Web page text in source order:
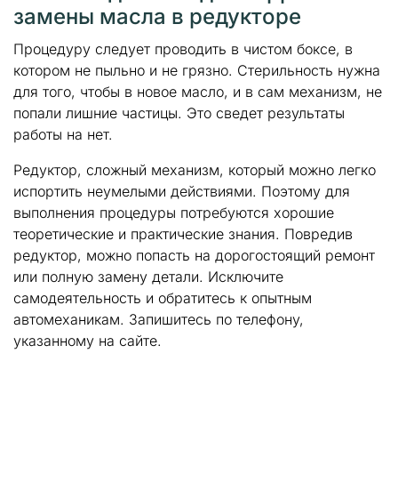
замены масла в редукторе
Процедуру следует проводить в чистом боксе, в
котором не пыльно и не грязно. Стерильность нужна
для того, чтобы в новое масло, и в сам механизм, не
попали лишние частицы. Это сведет результаты
работы на нет.
Редуктор, сложный механизм, который можно легко
испортить неумелыми действиями. Поэтому для
выполнения процедуры потребуются хорошие
теоретические и практические знания. Повредив
редуктор, можно попасть на дорогостоящий ремонт
или полную замену детали. Исключите
самодеятельность и обратитесь к опытным
автомеханикам. Запишитесь по телефону,
указанному на сайте.